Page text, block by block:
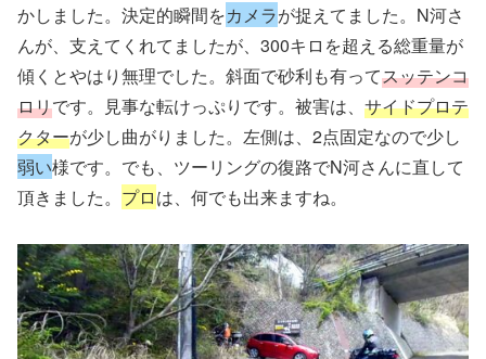
かしました。決定的瞬間をカメラが捉えてました。N河さ
んが、支えてくれてましたが、300キロを超える総重量が
傾くとやはり無理でした。斜面で砂利も有ってスッテンコ
ロリです。見事な転けっぷりです。被害は、 サイドプロテ
クターが少し曲がりました。左側は、2点固定なので少し
弱い様です。でも、ツーリングの復路でN河さんに直して
頂きました。 プロは、何でも出来ますね。